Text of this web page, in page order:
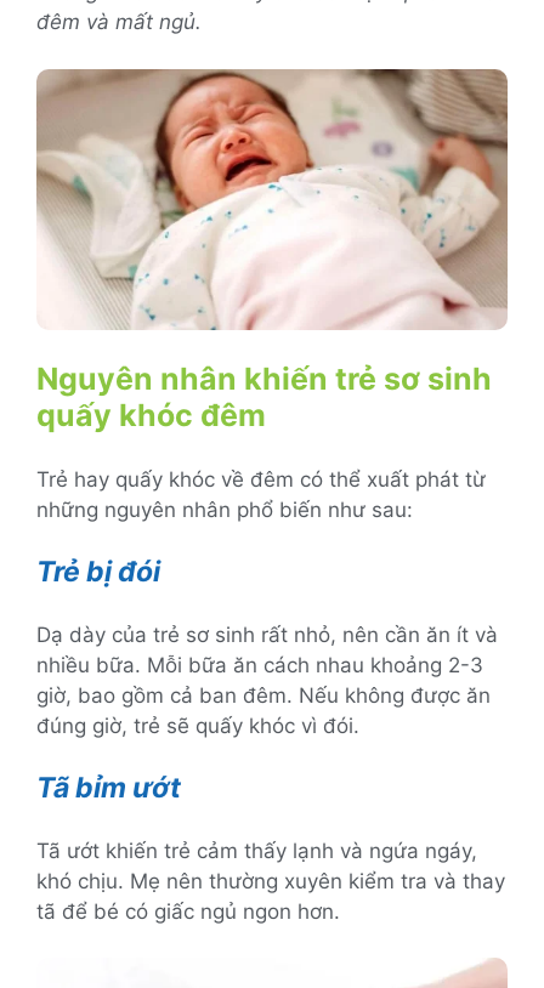
đêm và mất ngủ.
Nguyên nhân khiến trẻ sơ sinh
quấy khóc đêm
Trẻ hay quấy khóc về đêm có thể xuất phát từ
những nguyên nhân phổ biến như sau:
Trẻ bị đói
Dạ dày của trẻ sơ sinh rất nhỏ, nên cần ăn ít và
nhiều bữa. Mỗi bữa ăn cách nhau khoảng 2-3
giờ, bao gồm cả ban đêm. Nếu không được ăn
đúng giờ, trẻ sẽ quấy khóc vì đói.
Tã bỉm ướt
Tã ướt khiến trẻ cảm thấy lạnh và ngứa ngáy,
khó chịu. Mẹ nên thường xuyên kiểm tra và thay
tã để bé có giấc ngủ ngon hơn.